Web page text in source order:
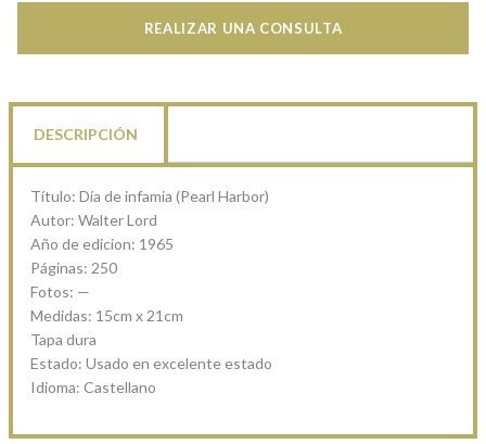
REALIZAR UNA CONSULTA
DESCRIPCIÓN
Título: Día de infamia (Pearl Harbor)
Autor: Walter Lord
Año de edicion: 1965
Páginas: 250
Fotos: —
Medidas: 15cm x 21cm
Tapa dura
Estado: Usado en excelente estado
Idioma: Castellano